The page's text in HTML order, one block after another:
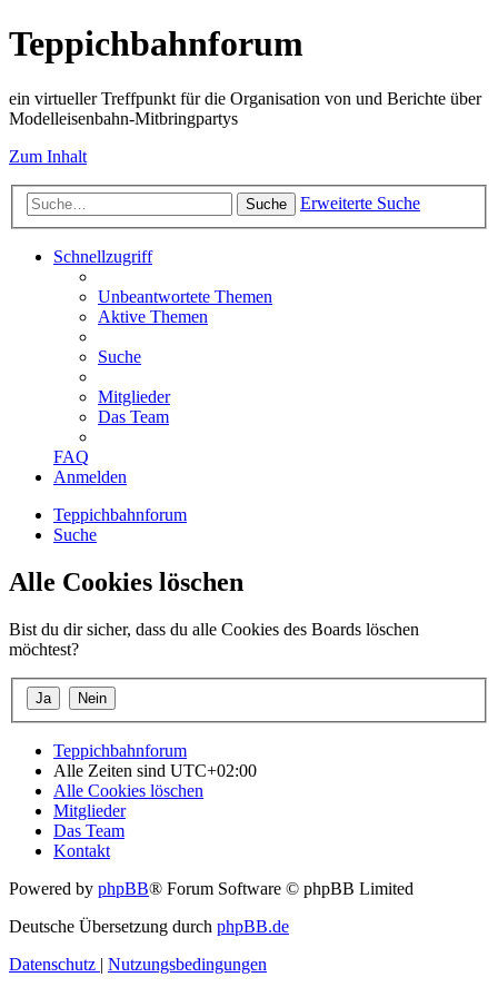
Teppichbahnforum
ein virtueller Treffpunkt für die Organisation von und Berichte über
Modelleisenbahn-Mitbringpartys
Zum Inhalt
Suche Erweiterte Suche
Schnellzugriff
Unbeantwortete Themen
Aktive Themen
Suche
Mitglieder
Das Team
FAQ
Anmelden
Teppichbahnforum
Suche
Alle Cookies löschen
Bist du dir sicher, dass du alle Cookies des Boards löschen
möchtest?
Teppichbahnforum
Alle Zeiten sind UTC+02:00
Alle Cookies löschen
Mitglieder
Das Team
Kontakt
Powered by phpBB® Forum Software © phpBB Limited
Deutsche Übersetzung durch phpBB.de
Datenschutz | Nutzungsbedingungen